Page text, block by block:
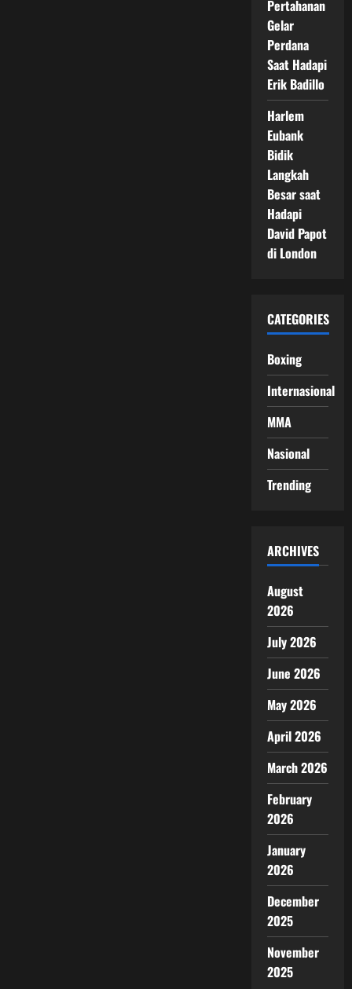
Pertahanan
Gelar
Perdana
Saat Hadapi
Erik Badillo
Harlem
Eubank
Bidik
Langkah
Besar saat
Hadapi
David Papot
di London
CATEGORIES
Boxing
Internasional
MMA
Nasional
Trending
ARCHIVES
August
2026
July 2026
June 2026
May 2026
April 2026
March 2026
February
2026
January
2026
December
2025
November
2025